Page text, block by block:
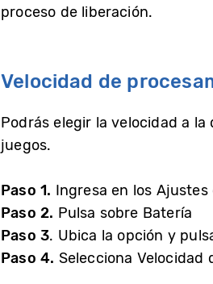
proceso de liberación.
Velocidad de
Podrás elegir la velocidad a
juegos.
Paso 1. Ingresa en los
Paso 2. Pulsa sobre Batería
Paso 3. Ubica la opción y
Paso 4. Selecciona